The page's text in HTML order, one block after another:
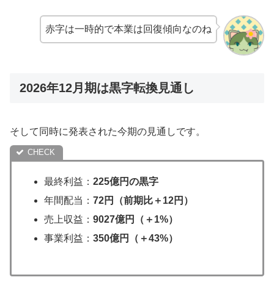
赤字は一時的で本業は回復傾向なのね
2026年12月期は黒字転換見通し
そして同時に発表された今期の見通しです。
最終利益：225億円の黒字
年間配当：72円（前期比＋12円）
売上収益：9027億円（＋1%）
事業利益：350億円（＋43%）